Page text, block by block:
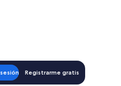
Registrarme gratis